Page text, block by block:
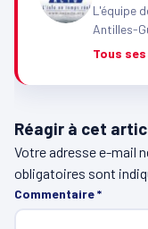
L'équipe
Antilles-
Tous
Réagir à cet
Votre adresse e-mail
obligatoires sont
Commentaire*